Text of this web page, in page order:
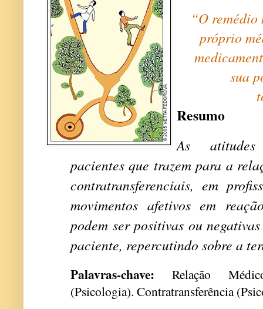
“O
próprio
sua
Resumo
As atitudes
pacientes que trazem para a
contratransferenciais, em
movimentos afetivos em
podem ser positivas ou
paciente, repercutindo sobre a
Palavras-chave: Relação
(Psicologia). Contratransferência